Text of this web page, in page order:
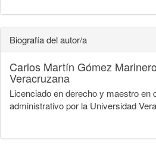
Biografía del autor/a
Carlos Martín Gómez
Veracruzana
Licenciado en derecho y maestro en
administrativo por la Universidad